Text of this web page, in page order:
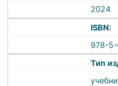
2024
ISBN:
978-
Тип